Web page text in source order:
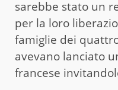
sarebbe stato un
per la loro
famiglie dei
avevano lanciato
francese